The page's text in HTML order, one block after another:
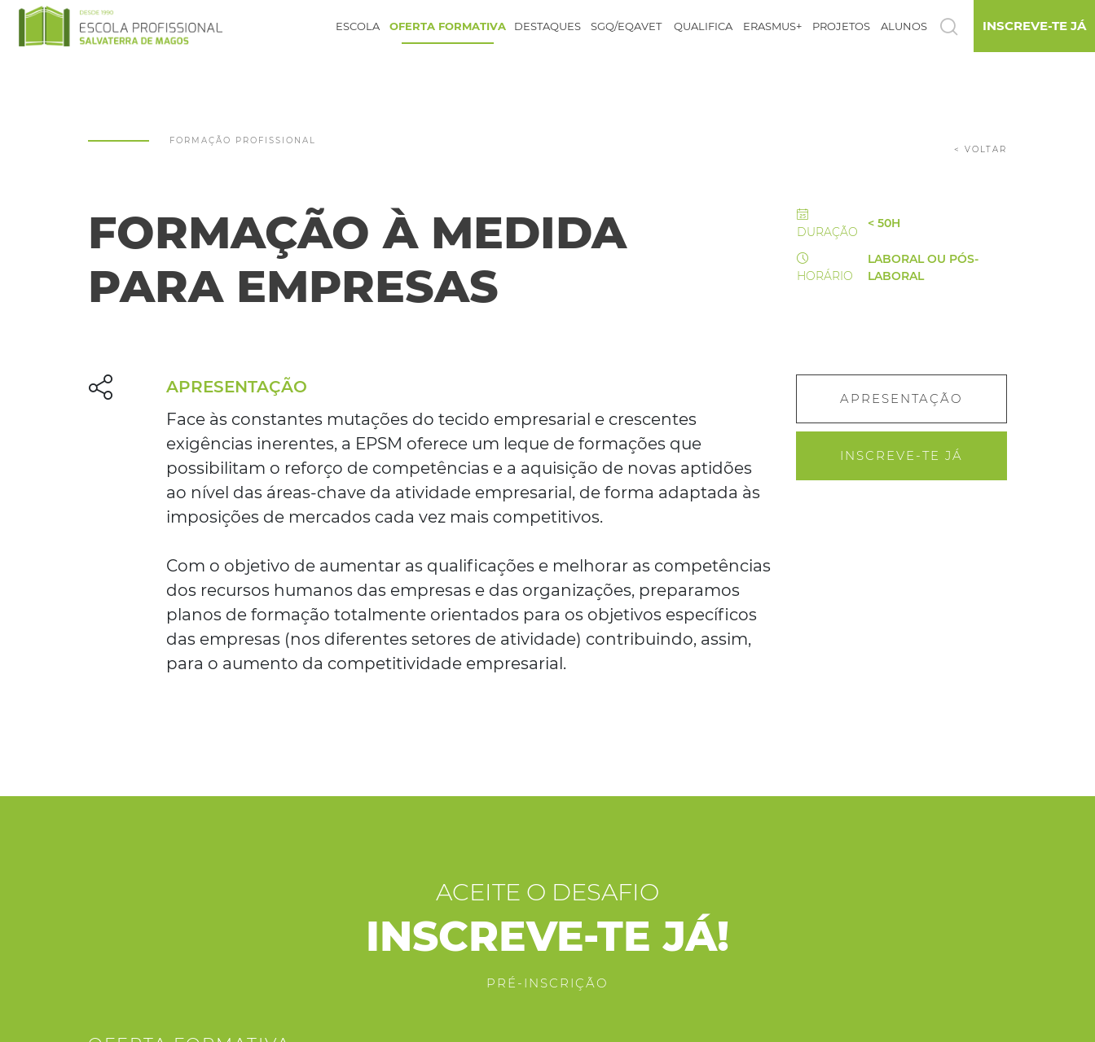
ESCOLA OFERTA FORMATIVA DESTAQUES SGQ/EQAVET QUALIFICA ERASMUS+ PROJETOS ALUNOS INSCREVE-TE JÁ
FORMAÇÃO PROFISSIONAL
< VOLTAR
FORMAÇÃO À MEDIDA
PARA EMPRESAS
DURAÇÃO
< 50H
HORÁRIO
LABORAL OU PÓS-
LABORAL
APRESENTAÇÃO
Face às constantes mutações do tecido empresarial e crescentes
exigências inerentes, a EPSM oferece um leque de formações que
possibilitam o reforço de competências e a aquisição de novas aptidões
ao nível das áreas-chave da atividade empresarial, de forma adaptada às
imposições de mercados cada vez mais competitivos.
Com o objetivo de aumentar as qualificações e melhorar as competências
dos recursos humanos das empresas e das organizações, preparamos
planos de formação totalmente orientados para os objetivos específicos
das empresas (nos diferentes setores de atividade) contribuindo, assim,
para o aumento da competitividade empresarial.
APRESENTAÇÃO
INSCREVE-TE JÁ
ACEITE O DESAFIO
INSCREVE-TE JÁ!
PRÉ-INSCRIÇÃO